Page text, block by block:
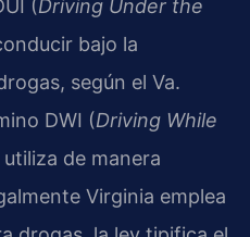
(Driving Under the
bajo la
según el Va.
DWI (Driving While
de manera
Virginia emplea